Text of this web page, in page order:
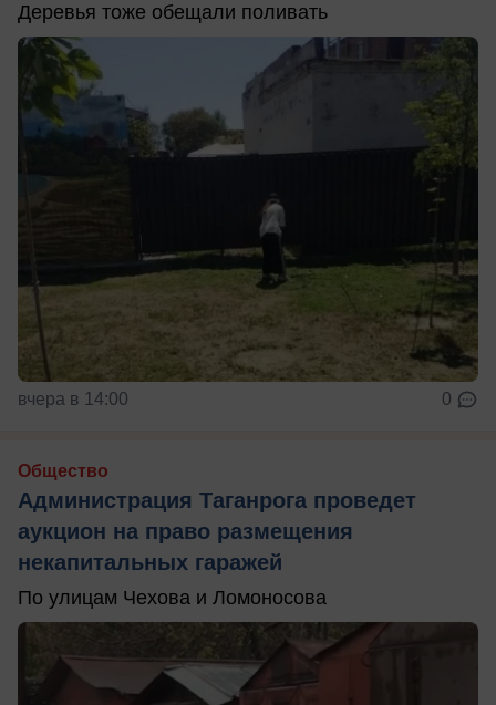
Деревья тоже обещали поливать
вчера в 14:00 0
Общество
Администрация Таганрога проведет
аукцион на право размещения
некапитальных гаражей
По улицам Чехова и Ломоносова